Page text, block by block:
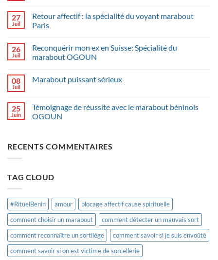
27
Juil
Retour affectif : la spécialité du voyant marabout
Paris
26
Juil
Reconquérir mon ex en Suisse: Spécialité du
marabout OGOUN
08
Juil
Marabout puissant sérieux
25
Juin
Témoignage de réussite avec le marabout béninois
OGOUN
RECENTS COMMENTAIRES
TAG CLOUD
#RituelBenin amour
blocage affectif cause spirituelle
comment choisir un marabout
comment détecter un mauvais sort
comment reconnaître un sortilège
comment savoir si je suis envoûté
comment savoir si on est victime de sorcellerie